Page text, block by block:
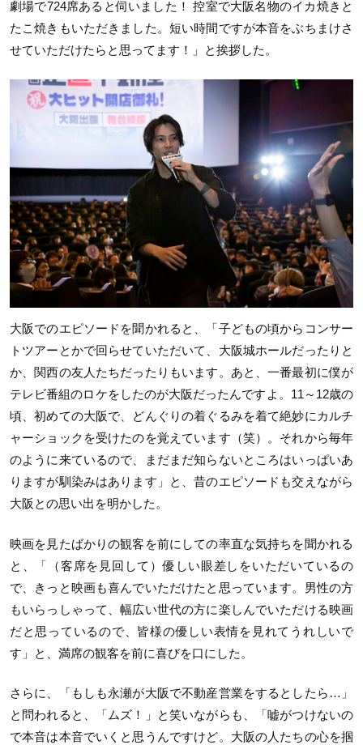
劇場で724席あると伺いました！ 控室で大阪名物のイカ焼きと
たこ焼きもいただきました。短い時間ですが本音をぶちまけさ
せていただけたらと思ってます！」と挨拶した。
大阪でのエピソードを聞かれると、「子どもの頃からコンサー
トツアーとかで回らせていただいて、大阪城ホールだったりと
か、関西の友人たちだったりもいます。あと、一番最初に僕が
テレビ番組のロケをしたのが大阪だったんですよ。11～12歳の
頃、初めての大阪で、どんぐりの着ぐるみを着て絶妙にカルチ
ャーショックを受けたのを覚えています（笑）。それから毎年
のように来ているので、まだまだ知らないところはいっぱいあ
りますが馴染みはあります」と、昔のエピソードも交えながら
大阪との思い出を明かした。
映画を見たばかりの観客を前にしての率直な気持ちを聞かれる
と、「（客席を見回して）優しい眼差しをいただいているの
で、きっと映画も喜んでいただけたと思っています。男性の方
もいらっしゃって、幅広い世代の方に楽しんでいただける映画
だと思っているので、皆様の優しい表情を見れてうれしいで
す」と、満席の観客を前に喜びを口にした。
さらに、「もしも永瀬が大阪で不動産営業をするとしたら…」
と問われると、「ムズ！」と笑いながらも、「嘘がつけないの
で本音は本音でいくと思うんですけど。大阪の人たちの心を掴